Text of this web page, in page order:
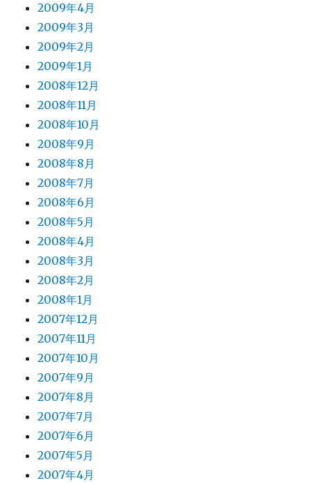
2009年4月
2009年3月
2009年2月
2009年1月
2008年12月
2008年11月
2008年10月
2008年9月
2008年8月
2008年7月
2008年6月
2008年5月
2008年4月
2008年3月
2008年2月
2008年1月
2007年12月
2007年11月
2007年10月
2007年9月
2007年8月
2007年7月
2007年6月
2007年5月
2007年4月